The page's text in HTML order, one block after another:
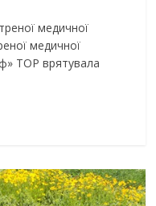
медичної
медичної
ТОР врятувала